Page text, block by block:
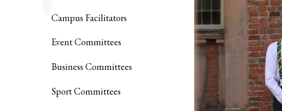
Campus Facilitators
Event Committees
Business Committees
Sport Committees